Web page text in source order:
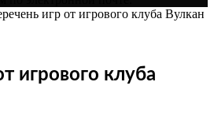
игр от игрового клуба Вулкан
игрового клуба